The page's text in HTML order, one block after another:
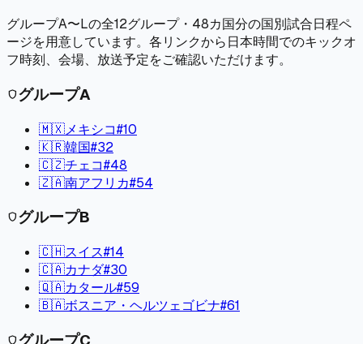
グループA〜Lの全12グループ・48カ国分の国別試合日程ペ
ージを用意しています。各リンクから日本時間でのキックオ
フ時刻、会場、放送予定をご確認いただけます。
shieldグループA
🇲🇽メキシコ#10
🇰🇷韓国#32
🇨🇿チェコ#48
🇿🇦南アフリカ#54
shieldグループB
🇨🇭スイス#14
🇨🇦カナダ#30
🇶🇦カタール#59
🇧🇦ボスニア・ヘルツェゴビナ#61
shield